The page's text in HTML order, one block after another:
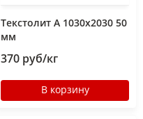
Текстолит А 1030х2030 50
мм
370 руб/кг
В корзину